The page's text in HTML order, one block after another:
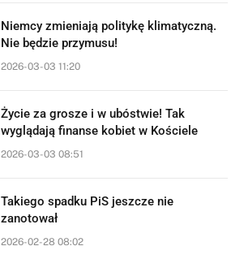
Niemcy zmieniają politykę klimatyczną.
Nie będzie przymusu!
2026-03-03 11:20
Życie za grosze i w ubóstwie! Tak
wyglądają finanse kobiet w Kościele
2026-03-03 08:51
Takiego spadku PiS jeszcze nie
zanotował
2026-02-28 08:02